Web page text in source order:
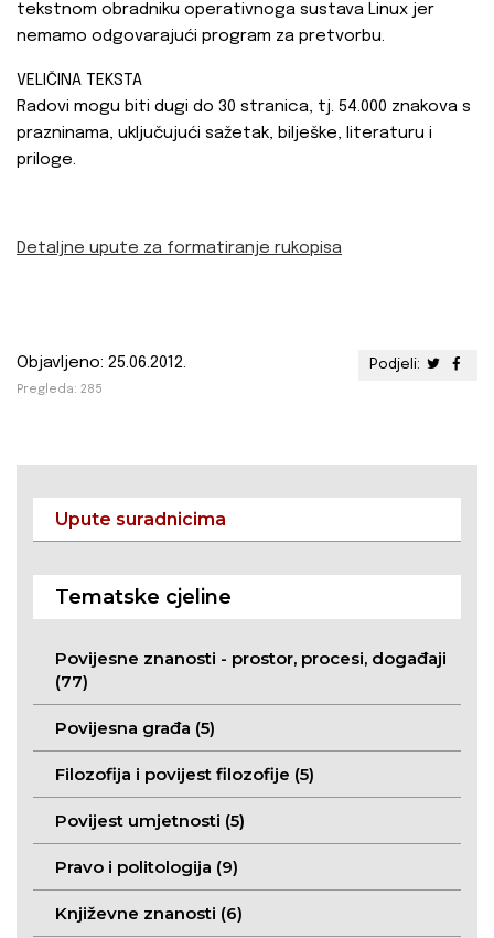
tekstnom obradniku operativnoga sustava Linux jer
nemamo odgovarajući program za pretvorbu.
VELIČINA TEKSTA
Radovi mogu biti dugi do 30 stranica, tj. 54.000 znakova s
prazninama, uključujući sažetak, bilješke, literaturu i
priloge.
Detaljne upute za formatiranje rukopisa
Podjeli:
Objavljeno: 25.06.2012.
Pregleda: 285
Upute suradnicima
Tematske cjeline
Povijesne znanosti - prostor, procesi, događaji
(77)
Povijesna građa (5)
Filozofija i povijest filozofije (5)
Povijest umjetnosti (5)
Pravo i politologija (9)
Književne znanosti (6)